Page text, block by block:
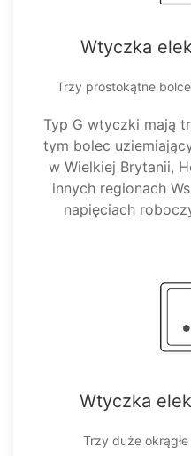
Wtyczka
Trzy prostokątne
Typ G wtyczki mają
tym bolec
w Wielkiej Brytanii,
innych regionach
napięciach
Wtyczka
Trzy duże